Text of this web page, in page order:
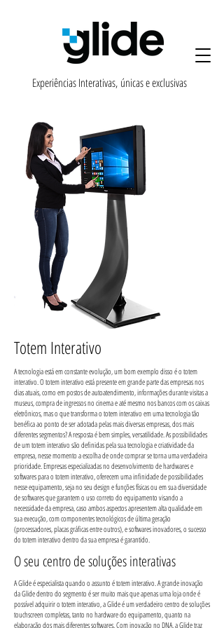
Experiências Interativas, únicas e exclusivas
Totem Interativo
A tecnologia está em constante evolução, um bom exemplo disso é o totem
interativo. O totem interativo está presente em grande parte das empresas nos
dias atuais, como em postos de autoatendimento, informações durante visitas a
museus, compra de ingressos no cinema e até mesmo nos bancos com os caixas
eletrônicos, mas o que transforma o totem interativo em uma tecnologia tão
benéfica ao ponto de ser adotada pelas mais diversas empresas, dos mais
diferentes segmentos? A resposta é bem simples, versatilidade. As possibilidades
de um totem interativo são definidas pela sua tecnologia e criatividade da
empresa, nesse momento a escolha de onde comprar se torna uma verdadeira
prioridade. Empresas especializadas no desenvolvimento de hardwares e
softwares para o totem interativo, oferecem uma infinidade de possibilidades
nesse equipamento, seja no seu design e funções físicas ou em sua diversidade
de softwares que garantem o uso correto do equipamento visando a
necessidade da empresa, caso ambos aspectos apresentem alta qualidade em
sua execução, com componentes tecnológicos de última geração
(processadores, placas gráficas entre outros), e softwares inovadores, o sucesso
do totem interativo dentro da sua empresa é garantido.
O seu centro de soluções interativas
A Glide é especialista quando o assunto é totem interativo. A grande inovação
da Glide dentro do segmento é ser muito mais que apenas uma loja onde é
possível adquirir o totem interativo, a Glide é um verdadeiro centro de soluções
touchscreen completas, tanto no hardware do equipamento, quanto na
elaboração dos mais diferentes softwares. Com inovação no DNA, a Glide traz